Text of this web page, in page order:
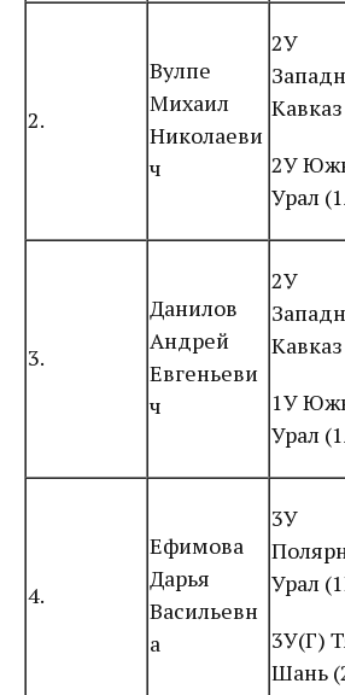
2.
Вулпе
Михаил
Николаеви
ч
2У
2У
Урал
3.
Данилов
Андрей
Евгеньеви
ч
2У
1У
Урал
4.
Ефимова
Дарья
Васильевн
а
3У
Урал
3У(Г)
Шань